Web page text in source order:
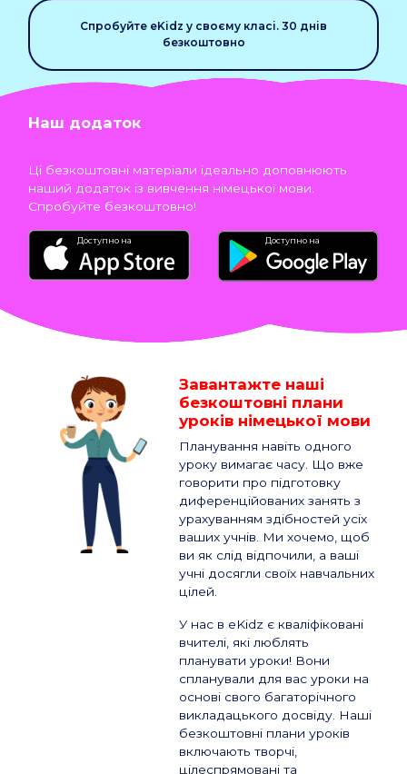
Спробуйте eKidz у своєму класі. 30 днів
безкоштовно
Наш додаток
Ці безкоштовні матеріали ідеально доповнюють
наший додаток із вивчення німецької мови.
Спробуйте безкоштовно!
Доступно на Доступно на
Завантажте наші
безкоштовні плани
уроків німецької мови
Планування навіть одного
уроку вимагає часу. Що вже
говорити про підготовку
диференційованих занять з
урахуванням здібностей усіх
ваших учнів. Ми хочемо, щоб
ви як слід відпочили, а ваші
учні досягли своїх навчальних
цілей.
У нас в eKidz є кваліфіковані
вчителі, які люблять
планувати уроки! Вони
спланували для вас уроки на
основі свого багаторічного
викладацького досвіду. Наші
безкоштовні плани уроків
включають творчі,
цілеспрямовані та